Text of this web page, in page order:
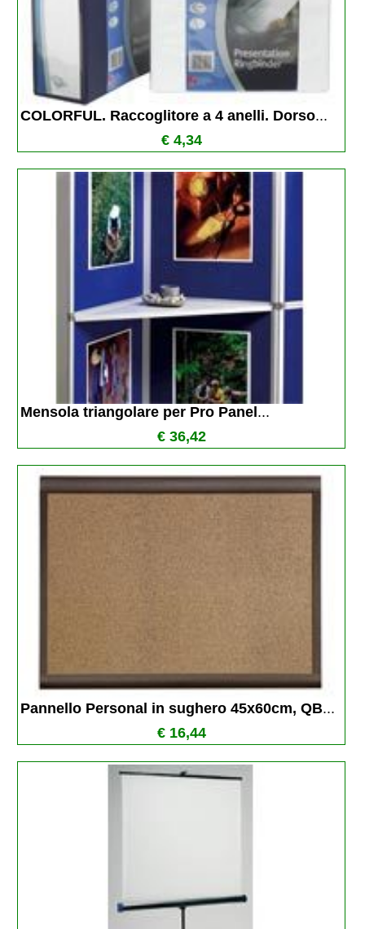
COLORFUL. Raccoglitore a 4 anelli. Dorso...
€ 4,34
Mensola triangolare per Pro Panel ...
€ 36,42
Pannello Personal in sughero 45x60cm, QB...
€ 16,44